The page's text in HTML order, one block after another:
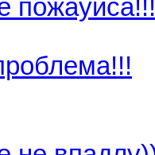
пожауйса!!!